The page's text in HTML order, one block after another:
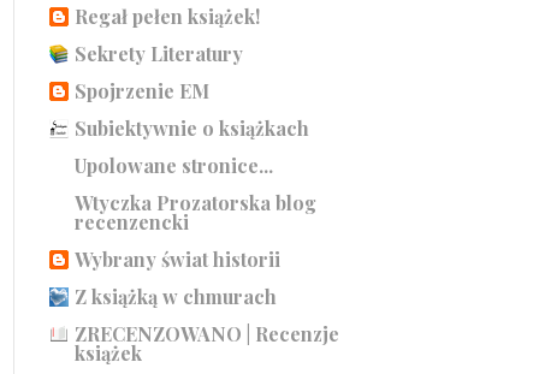
Regał pełen książek!
Sekrety Literatury
Spojrzenie EM
Subiektywnie o książkach
Upolowane stronice...
Wtyczka Prozatorska blog
recenzencki
Wybrany świat historii
Z książką w chmurach
ZRECENZOWANO | Recenzje
książek